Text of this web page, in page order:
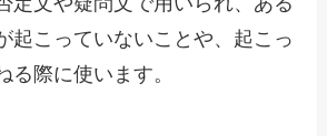
起こっていないことや、起こっ
る際に使います。